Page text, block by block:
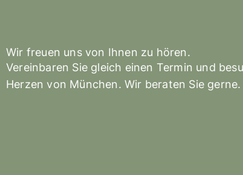
Wir freuen uns von Ihnen zu hören.
Vereinbaren Sie gleich einen Termin und
Herzen von München. Wir beraten Sie gerne.